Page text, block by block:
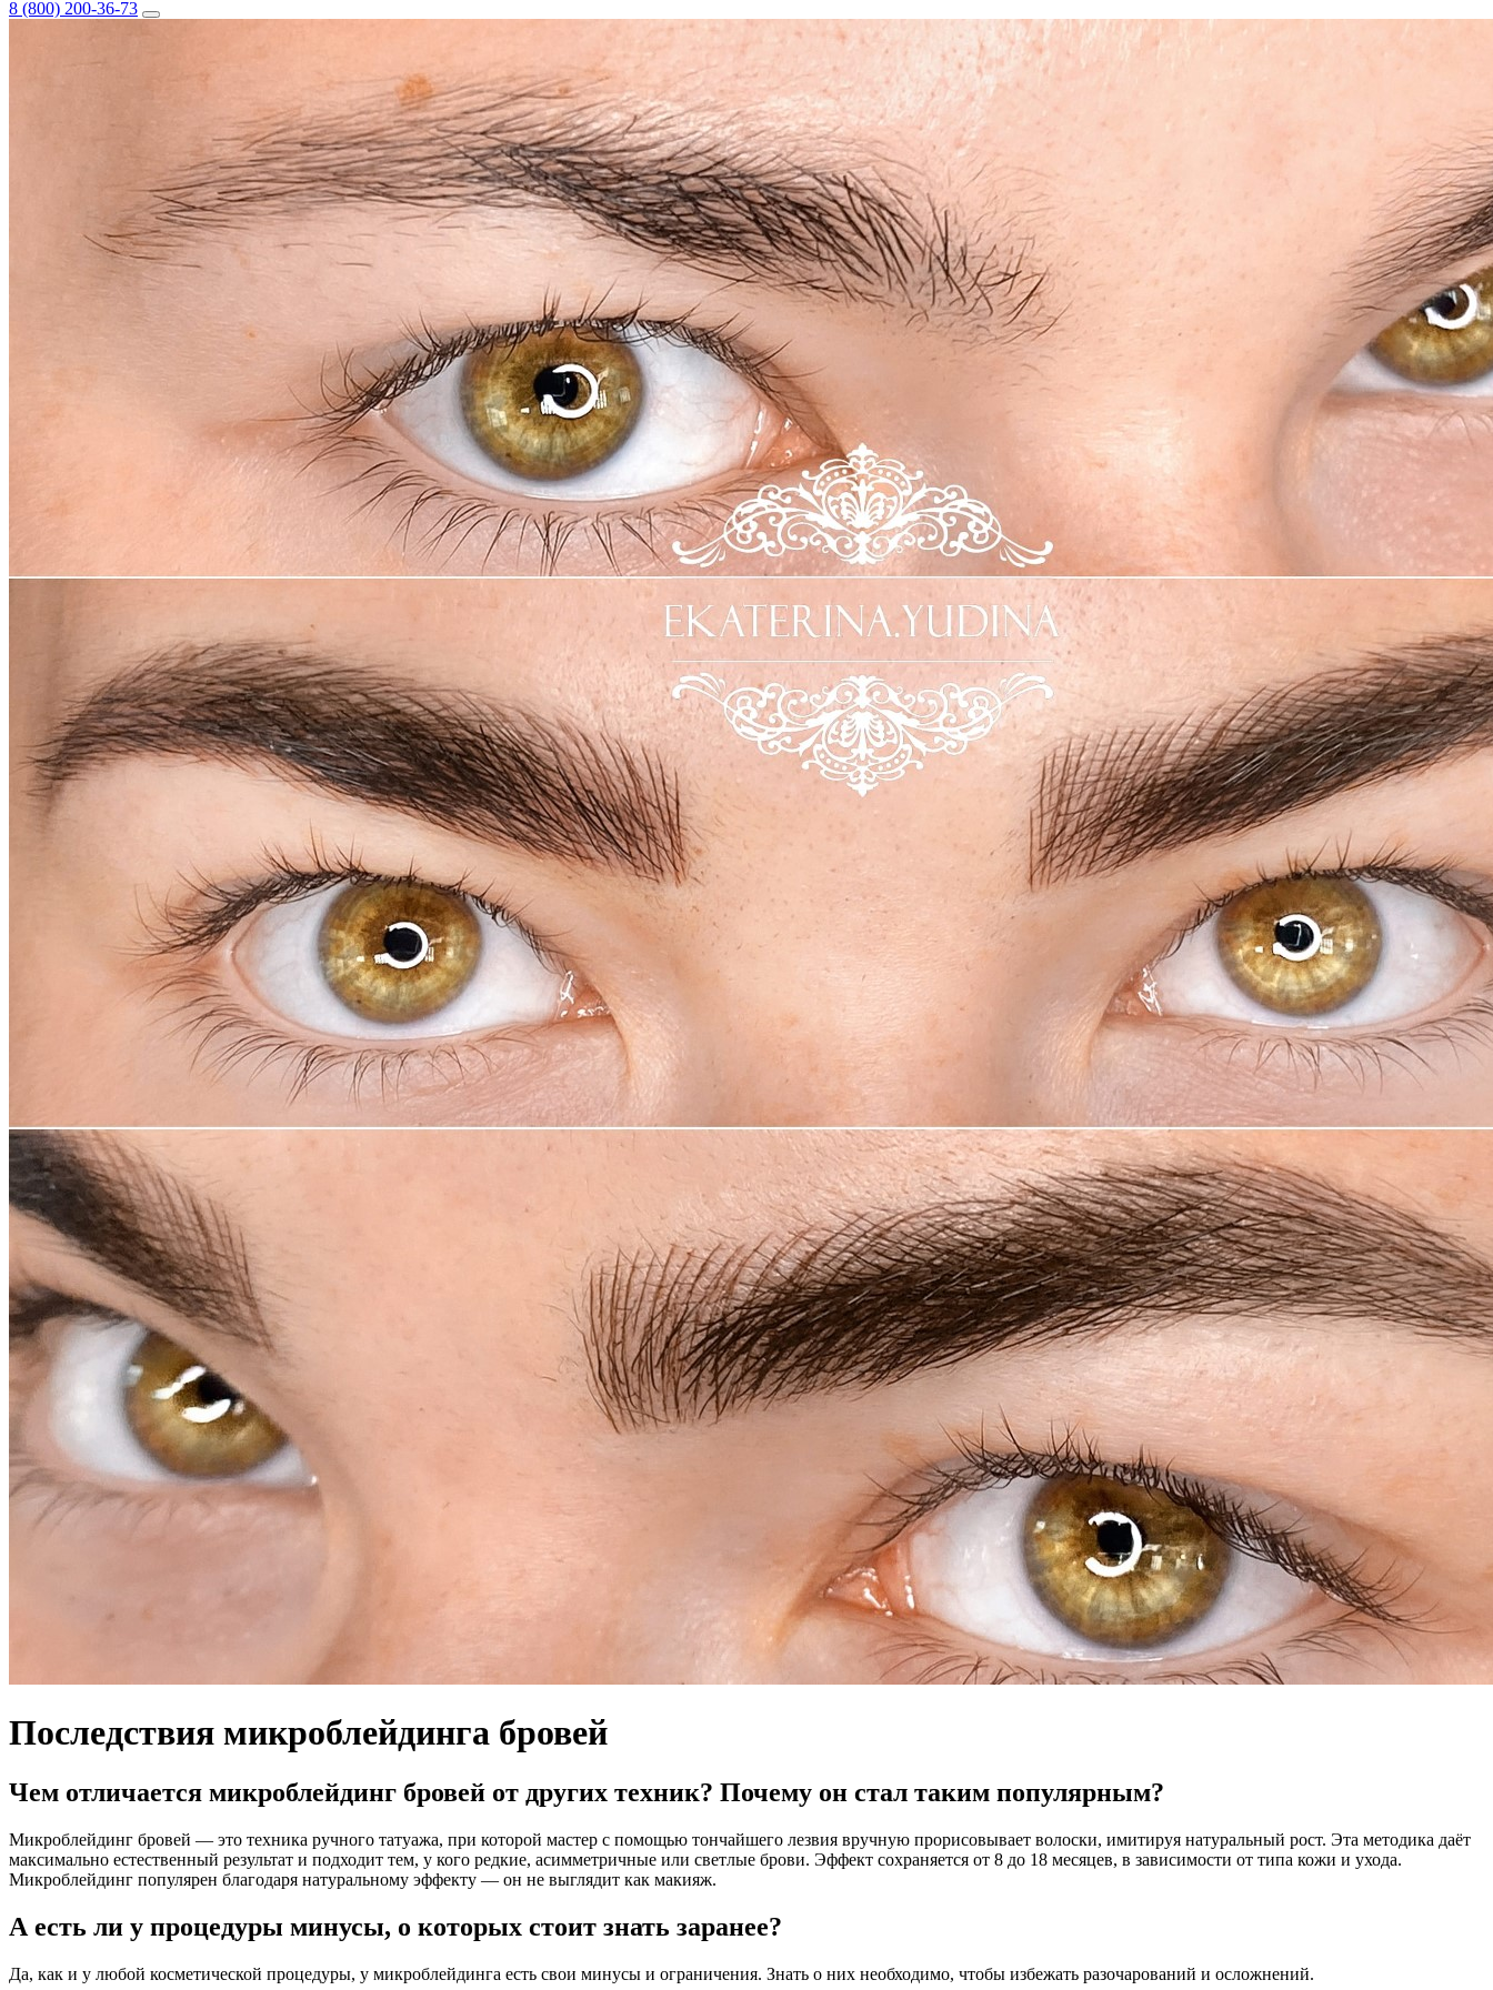
8 (800) 200-36-73
Последствия микроблейдинга бровей
Чем отличается микроблейдинг бровей от других техник? Почему он стал таким популярным?
Микроблейдинг бровей — это техника ручного татуажа, при которой мастер с помощью тончайшего лезвия вручную прорисовывает волоски, имитируя натуральный рост. Эта методика даёт
максимально естественный результат и подходит тем, у кого редкие, асимметричные или светлые брови. Эффект сохраняется от 8 до 18 месяцев, в зависимости от типа кожи и ухода.
Микроблейдинг популярен благодаря натуральному эффекту — он не выглядит как макияж.
А есть ли у процедуры минусы, о которых стоит знать заранее?
Да, как и у любой косметической процедуры, у микроблейдинга есть свои минусы и ограничения. Знать о них необходимо, чтобы избежать разочарований и осложнений.